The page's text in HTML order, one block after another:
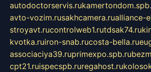
autodoctorservis.ru
avto-vozim.rusakhcamera.rualliance-
stroyavt.rucontrolweb1.rutdsak74.ru
kvotka.ruiron-snab.rucosta-bella.ru
associaciya39.ruprimexpo.spb.ru
cpt21.ruispecspb.ruregahost.ru